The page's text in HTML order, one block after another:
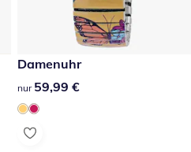
59,99 €
Damenuhr
59,99 €
nur 59,99 €